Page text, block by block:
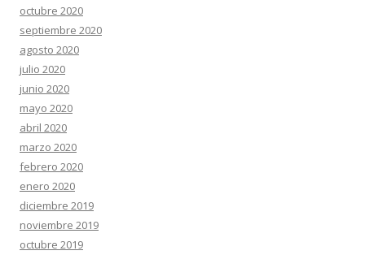
octubre 2020
septiembre 2020
agosto 2020
julio 2020
junio 2020
mayo 2020
abril 2020
marzo 2020
febrero 2020
enero 2020
diciembre 2019
noviembre 2019
octubre 2019